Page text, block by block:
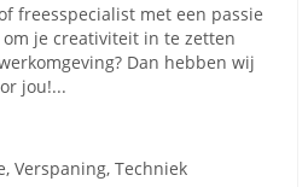
freesspecialist met een passie
je creativiteit in te zetten
Dan hebben wij
jou!...
Verspaning, Techniek